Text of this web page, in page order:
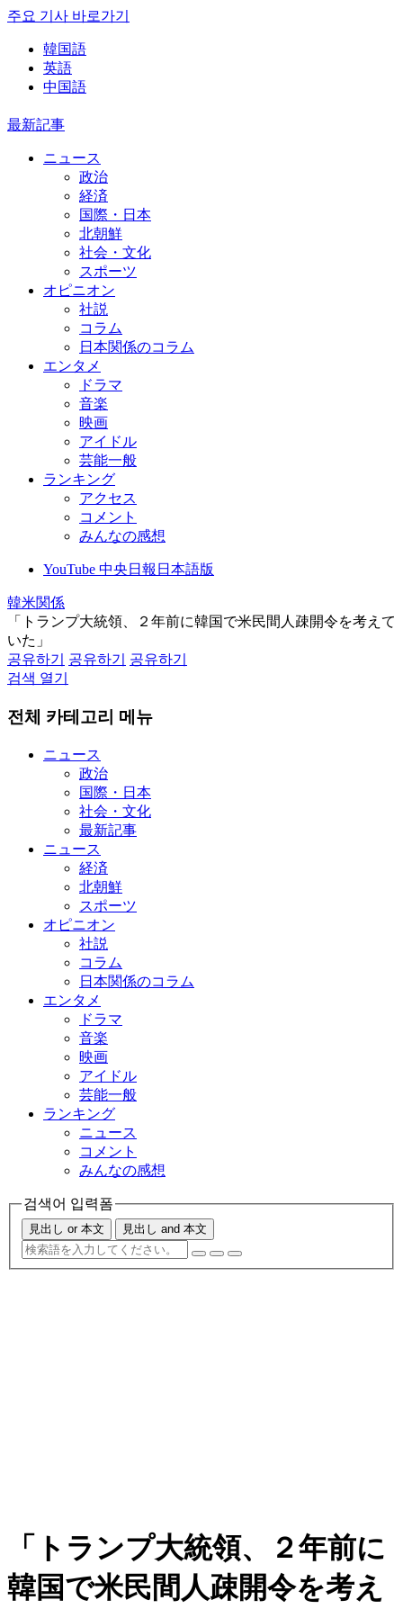
주요 기사 바로가기
韓国語
英語
中国語
最新記事
ニュース
政治
経済
国際・日本
北朝鮮
社会・文化
スポーツ
オピニオン
社説
コラム
日本関係のコラム
エンタメ
ドラマ
音楽
映画
アイドル
芸能一般
ランキング
アクセス
コメント
みんなの感想
YouTube 中央日報日本語版
韓米関係
「トランプ大統領、２年前に韓国で米民間人疎開令を考えて
いた」
공유하기
공유하기
공유하기
검색 열기
전체 카테고리 메뉴
ニュース
政治
国際・日本
社会・文化
最新記事
ニュース
経済
北朝鮮
スポーツ
オピニオン
社説
コラム
日本関係のコラム
エンタメ
ドラマ
音楽
映画
アイドル
芸能一般
ランキング
ニュース
コメント
みんなの感想
검색어 입력폼
見出し or 本文 見出し and 本文
「トランプ大統領、２年前に
韓国で米民間人疎開令を考え